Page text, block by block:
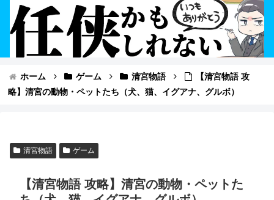
ホーム ゲーム 清宮物語
【清宮物語 攻
略】清宮の動物・ペットたち（犬、猫、イグアナ、グルボ）
清宮物語 ゲーム
【清宮物語 攻略】清宮の動物・ペットた